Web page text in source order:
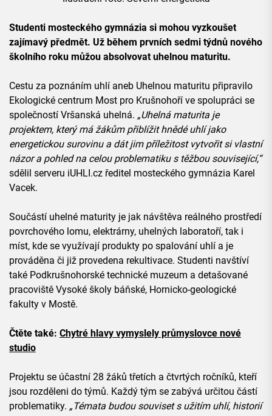
Studenti mosteckého gymnázia si mohou vyzkoušet
zajímavý předmět. Už během prvních sedmi týdnů nového
školního roku můžou absolvovat uhelnou maturitu.
Cestu za poznáním uhlí aneb Uhelnou maturitu připravilo
Ekologické centrum Most pro Krušnohoří ve spolupráci se
společností Vršanská uhelná. „Uhelná maturita je
projektem, který má žákům přiblížit hnědé uhlí jako
energetickou surovinu a dát jim příležitost vytvořit si vlastní
názor a pohled na celou problematiku s těžbou související,“
sdělil serveru iUHLI.cz ředitel mosteckého gymnázia Karel
Vacek.
Součástí uhelné maturity je jak návštěva reálného prostředí
povrchového lomu, elektrárny, uhelných laboratoří, tak i
míst, kde se využívají produkty po spalování uhlí a je
prováděna či již provedena rekultivace. Studenti navštíví
také Podkrušnohorské technické muzeum a detašované
pracoviště Vysoké školy báňské, Hornicko-geologické
fakulty v Mostě.
Čtěte také: Chytré hlavy vymyslely průmyslovce nové
studio
Projektu se účastní 28 žáků třetích a čtvrtých ročníků, kteří
jsou rozděleni do týmů. Každý tým se zabývá určitou částí
problematiky. „Témata budou souviset s užitím uhlí, historií